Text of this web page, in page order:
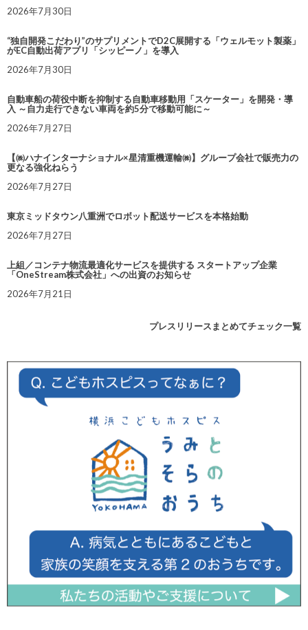
2026年7月30日
“独自開発こだわり”のサプリメントでD2C展開する「ウェルモット製薬」
がEC自動出荷アプリ「シッピーノ」を導入
2026年7月30日
自動車船の荷役中断を抑制する自動車移動用「スケーター」を開発・導
入 ～自力走行できない車両を約5分で移動可能に～
2026年7月27日
【㈱ハナインターナショナル×星清重機運輸㈱】グループ会社で販売力の
更なる強化ねらう
2026年7月27日
東京ミッドタウン八重洲でロボット配送サービスを本格始動
2026年7月27日
上組／コンテナ物流最適化サービスを提供する スタートアップ企業
「OneStream株式会社」への出資のお知らせ
2026年7月21日
プレスリリースまとめてチェック一覧